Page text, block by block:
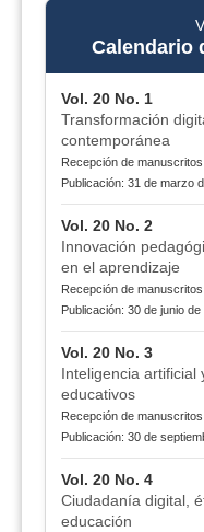
Calendario
Vol. 20 No. 1
Transformación
contemporánea
Recepción de
Publicación: 31 de marzo
Vol. 20 No. 2
Innovación
en el aprendizaje
Recepción de
Publicación: 30 de junio de
Vol. 20 No. 3
Inteligencia artificial
educativos
Recepción de
Publicación: 30 de
Vol. 20 No. 4
Ciudadanía digital,
educación